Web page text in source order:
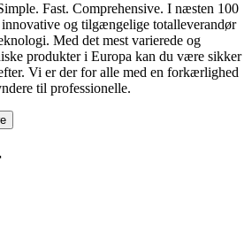
Fast. Comprehensive. I næsten 100
og tilgængelige totalleverandør
Med det mest varierede og
produkter i Europa kan du være sikker
Vi er der for alle med en forkærlighed
til professionelle.